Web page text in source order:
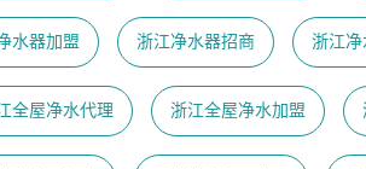
水器加盟 浙江净水器招商 浙江净
全屋净水代理 浙江全屋净水加盟